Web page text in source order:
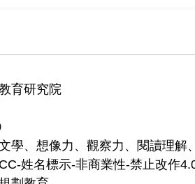
育研究院
學、想像力、觀察力、閱讀理解
姓名標示-非商業性-禁止改作